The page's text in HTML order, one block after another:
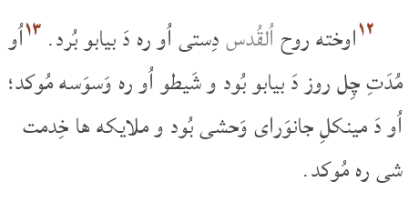
۱۲اوخته روحاُلقُدسدِستی اُو ره دَ بیابو بُرد.۱۳اُو
مُدَتِ چِل روز دَ بیابو بُود و شَیطو اُو ره وَسوَسه مُوکد؛
اُو دَ مینکلِ جانوَرای وَحشی بُود و ملایکه ها خِدمت
شی ره مُوکد.